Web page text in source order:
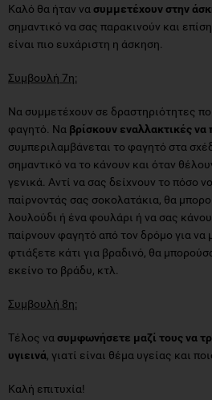
Καλό θα ήταν να συμμετέχουν στην
σημαντικό να σας παρακινούν και
είναι πιο ευχάριστη η άσκηση.
Συμβουλή 7η:
Να συμμετέχουν σε δραστηριότητες
φαγητό. Να βρίσκουν εναλλακτικές
συμπεριλαμβάνεται το φαγητό στα
σημαντικό να το κάνουν και όταν
γενικά. Αντί να σας δείχνουν το πόσο
παίρνοντάς σας σοκολατάκια, θα
λουλούδι ή ένα φουλάρι ή να σας
παίρνουν φαγητό από τον δρόμο για να
φτιάξετε κάτι για βραδινό, θα
εκείνο το βράδυ, κτλ.
Συμβουλή 8η:
Τέλος να συμφωνήσετε μαζί τους να
υγιεινά, γιατί είναι θέμα υγείας και
Καλή επιτυχία!